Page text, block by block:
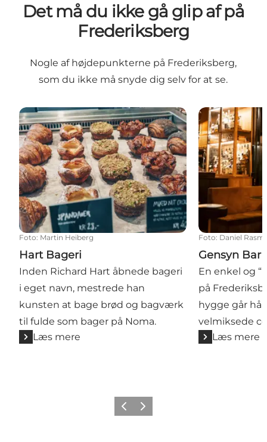
Det må du ikke gå glip af på
Frederiksberg
Nogle af højdepunkterne på Frederiksberg,
som du ikke må snyde dig selv for at se.
Hart Bageri
Foto: Martin Heiberg
Hart Bageri
Inden Richard Hart åbnede bageri
i eget navn, mestrede han
kunsten at bage brød og bagværk
til fulde som bager på Noma.
Læs mere
Gensyn Bar
Foto: Daniel
Gensyn Bar
En enkel og
på
hygge går
velmiksede
Læs mere
ForrigeNæste